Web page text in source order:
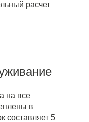
расчет
на все
в
составляет 5